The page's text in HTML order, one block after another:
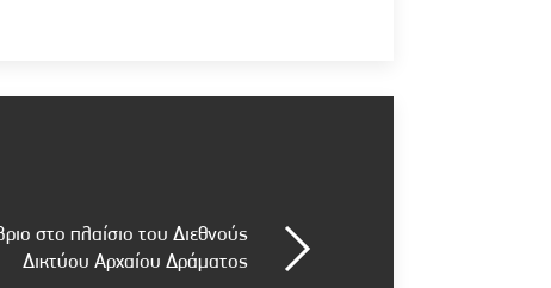
στο πλαίσιο του Διεθνούς
Δικτύου Αρχαίου Δράματος